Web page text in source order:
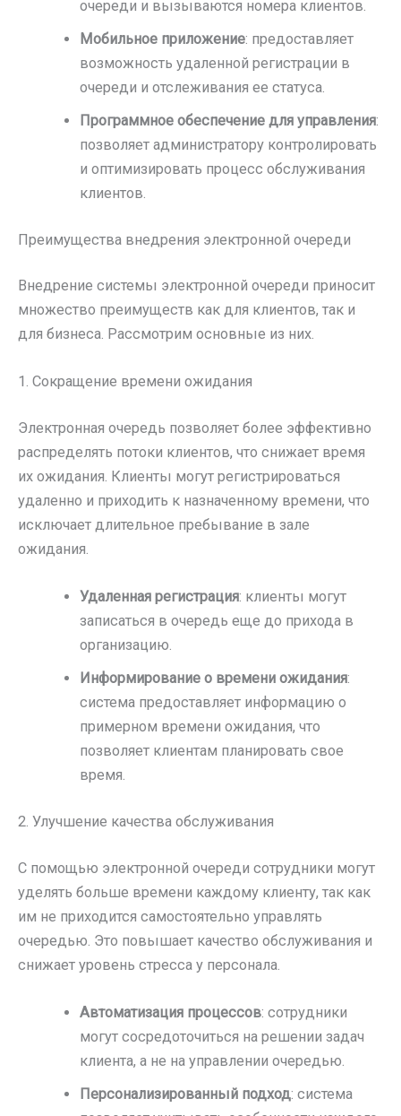
очереди и вызываются номера клиентов.
Мобильное приложение: предоставляет
возможность удаленной регистрации в
очереди и отслеживания ее статуса.
Программное обеспечение для управления:
позволяет администратору контролировать
и оптимизировать процесс обслуживания
клиентов.
Преимущества внедрения электронной очереди
Внедрение системы электронной очереди приносит
множество преимуществ как для клиентов, так и
для бизнеса. Рассмотрим основные из них.
1. Сокращение времени ожидания
Электронная очередь позволяет более эффективно
распределять потоки клиентов, что снижает время
их ожидания. Клиенты могут регистрироваться
удаленно и приходить к назначенному времени, что
исключает длительное пребывание в зале
ожидания.
Удаленная регистрация: клиенты могут
записаться в очередь еще до прихода в
организацию.
Информирование о времени ожидания:
система предоставляет информацию о
примерном времени ожидания, что
позволяет клиентам планировать свое
время.
2. Улучшение качества обслуживания
С помощью электронной очереди сотрудники могут
уделять больше времени каждому клиенту, так как
им не приходится самостоятельно управлять
очередью. Это повышает качество обслуживания и
снижает уровень стресса у персонала.
Автоматизация процессов: сотрудники
могут сосредоточиться на решении задач
клиента, а не на управлении очередью.
Персонализированный подход: система